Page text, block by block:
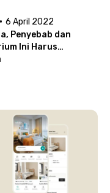
· 6 April 2022
Penyebab dan
Ini Harus